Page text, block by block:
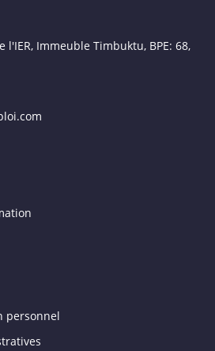
l'IER, Immeuble Timbuktu, BPE: 68,
personnel